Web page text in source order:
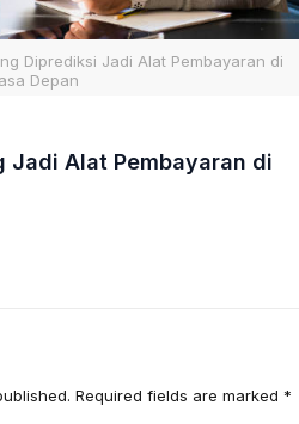
Diprediksi Jadi Alat Pembayaran di
Depan
Jadi Alat Pembayaran di
Required fields are marked *